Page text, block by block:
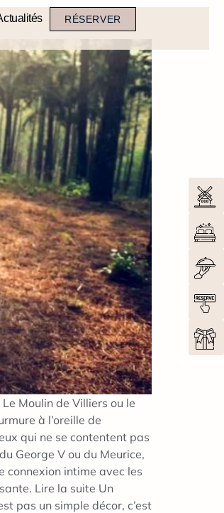
RÉSERVER
Moulin de Villiers ou le
à l’oreille de
qui ne se contentent pas
George V ou du Meurice,
connexion intime avec les
Lire la suite Un
pas un simple décor, c’est